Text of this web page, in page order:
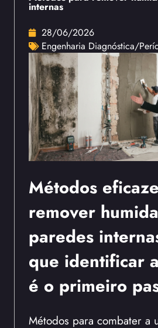
internas
28/06/2026
Engenharia Diagnóstica/
Métodos
remover
paredes
que identificar
é o primeiro
Métodos para combater a